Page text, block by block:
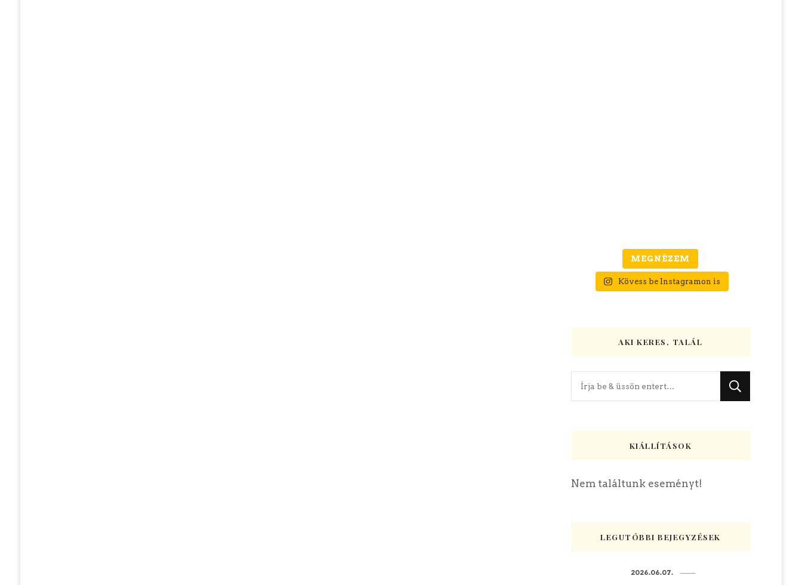
MEGNÉZEM
Kövess be Instagramon is
AKI KERES, TALÁL
Keres
KIÁLLÍTÁSOK
Nem találtunk eseményt!
LEGUTÓBBI BEJEGYZÉSEK
2026.06.07.